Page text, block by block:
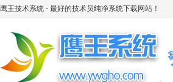
鹰王技术系统 - 最好的技术员纯净系统下载网站！